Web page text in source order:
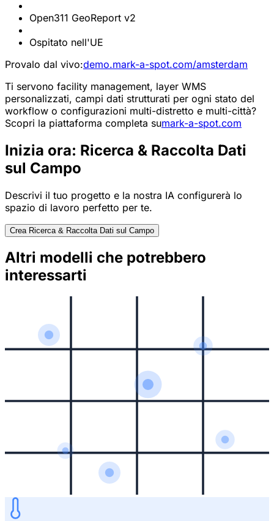
Open311 GeoReport v2
Ospitato nell'UE
Provalo dal vivo:demo.mark-a-spot.com/amsterdam
Ti servono facility management, layer WMS
personalizzati, campi dati strutturati per ogni stato del
workflow o configurazioni multi-distretto e multi-città?
Scopri la piattaforma completa sumark-a-spot.com
Inizia ora: Ricerca & Raccolta Dati
sul Campo
Descrivi il tuo progetto e la nostra IA configurerà lo
spazio di lavoro perfetto per te.
Crea Ricerca & Raccolta Dati sul Campo
Altri modelli che potrebbero
interessarti